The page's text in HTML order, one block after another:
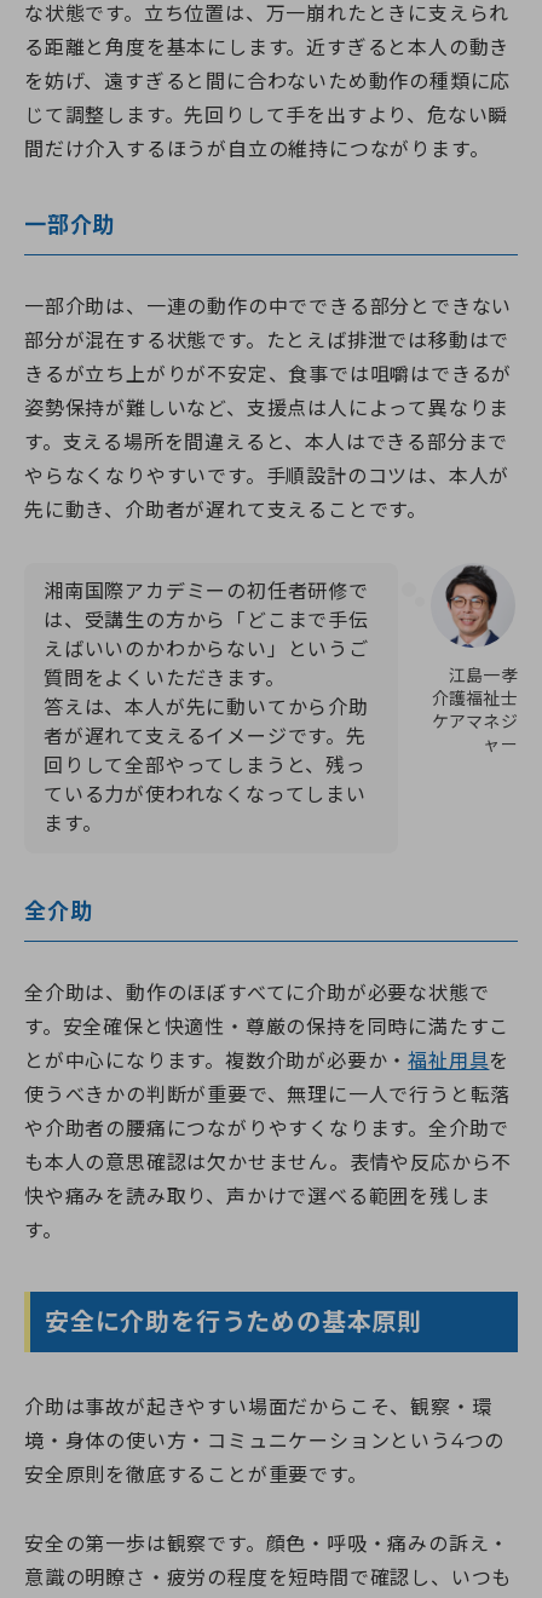
な状態です。立ち位置は、万一崩れたときに支えられ
る距離と角度を基本にします。近すぎると本人の動き
を妨げ、遠すぎると間に合わないため動作の種類に応
じて調整します。先回りして手を出すより、危ない瞬
間だけ介入するほうが自立の維持につながります。
一部介助
一部介助は、一連の動作の中でできる部分とできない
部分が混在する状態です。たとえば排泄では移動はで
きるが立ち上がりが不安定、食事では咀嚼はできるが
姿勢保持が難しいなど、支援点は人によって異なりま
す。支える場所を間違えると、本人はできる部分まで
やらなくなりやすいです。手順設計のコツは、本人が
先に動き、介助者が遅れて支えることです。
江島一孝
介護福祉士
ケアマネジ
ャー
湘南国際アカデミーの初任者研修で
は、受講生の方から「どこまで手伝
えばいいのかわからない」というご
質問をよくいただきます。
答えは、本人が先に動いてから介助
者が遅れて支えるイメージです。先
回りして全部やってしまうと、残っ
ている力が使われなくなってしまい
ます。
全介助
全介助は、動作のほぼすべてに介助が必要な状態で
す。安全確保と快適性・尊厳の保持を同時に満たすこ
とが中心になります。複数介助が必要か・福祉用具を
使うべきかの判断が重要で、無理に一人で行うと転落
や介助者の腰痛につながりやすくなります。全介助で
も本人の意思確認は欠かせません。表情や反応から不
快や痛みを読み取り、声かけで選べる範囲を残しま
す。
安全に介助を行うための基本原則
介助は事故が起きやすい場面だからこそ、観察・環
境・身体の使い方・コミュニケーションという4つの
安全原則を徹底することが重要です。
安全の第一歩は観察です。顔色・呼吸・痛みの訴え・
意識の明瞭さ・疲労の程度を短時間で確認し、いつも